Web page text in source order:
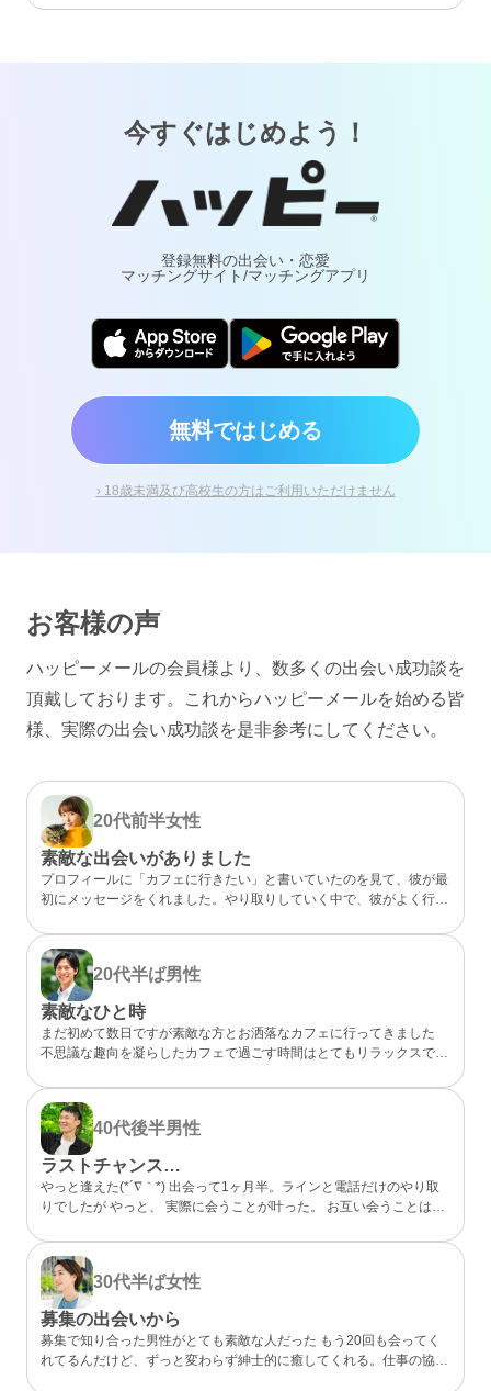
金はできませんのでご注意ください。
今すぐはじめよう！
登録無料の出会い・恋愛
マッチングサイト/マッチングアプリ
無料ではじめる
› 18歳未満及び高校生の方はご利用いただけません
お客様の声
ハッピーメールの会員様より、数多くの出会い成功談を
頂戴しております。
これからハッピーメールを始める皆
様、実際の出会い成功談を是非参考にしてください。
20代前半女性
素敵な出会いがありました
プロフィールに「カフェに行きたい」と書いていたのを見て、彼が最
初にメッセージをくれました。やり取りしていく中で、彼がよく行く
となく気になるところが一緒だったので、私的には今までになくメッ
セージが盛り上がり嬉しかったです。 カフェに誘ってもらい、実際
にお会いするととっても話しやすくて、時間があっという間。 少し
年上でしたが、気を使わずに話せる感じが心地よくて、「また会いた
いな」と素直に伝えました。彼のちょっと嬉しそうな顔をみたら、思
わずドキドキしました。 成功談でいいのか…まだどうなるかはわか
らないけど、出会えてよかったと思える人になりました。
20代半ば男性
素敵なひと時
まだ初めて数日ですが素敵な方とお洒落なカフェに行ってきました
不思議な趣向を凝らしたカフェで過ごす時間はとてもリラックスでき
もお互い良い出会いを探したいですね
40代後半男性
ラストチャンス…
やっと逢えた(*´∇｀*) 出会って1ヶ月半。ラインと電話だけのやり取
りでしたが やっと、 実際に会うことが叶った。 お互い会うことは諦
の可愛い、 メガネの似合う、 タイプの方でした。 ホント、大切にし
たいと思った。 また会う約束もできた。 こんな僕と… ありがとう(*
´∇｀*)
30代半ば女性
募集の出会いから
募集で知り合った男性がとても素敵な人だった もう20回も会ってく
れてるんだけど、ずっと変わらず紳士的に癒してくれる。仕事の協力